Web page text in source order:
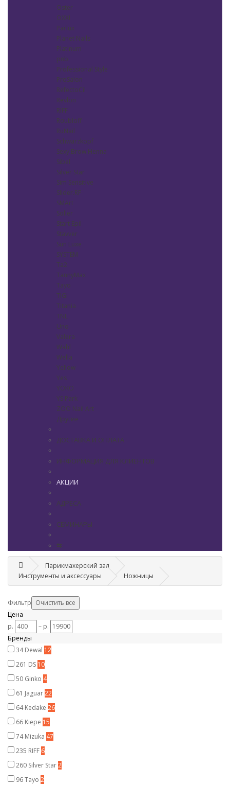
Oster
OXXI
Parlux
Planet Nails
Platinum
pnb
Professional Style
ProSalon
RefectoCil
Revlon
RIFF
Roubloff
RuNail
Schwarzkopf
Sexy Brow Henna
Sibel
Silver Star
Sim Sensitive
Slider.RF
SMArt
Soller
Start Epil
Stavver
Sun Luxe
SYSTEM
Ta2
TannyMax
Tayo
TIGI
Titania
TNL
Uno
Valera
Wahl
Wella
Yellow
Yes
YOKO
YS Park
ZOO Nail Art
Другие
ДОСТАВКА И ОПЛАТА
ИНФОРМАЦИЯ ДЛЯ КЛИЕНТОВ
АКЦИИ
АДРЕСА
СЕМИНАРЫ
⇆
Парикмахерский зал
Инструменты и аксессуары
Ножницы
Фильтр
Цена
р.
– р.
Бренды
34 Dewal 12
261 DS 10
50 Ginko 4
61 Jaguar22
64 Kedake 26
66 Kiepe 15
74 Mizuka 47
235 RIFF 6
260 Silver Star2
96Tayo 2